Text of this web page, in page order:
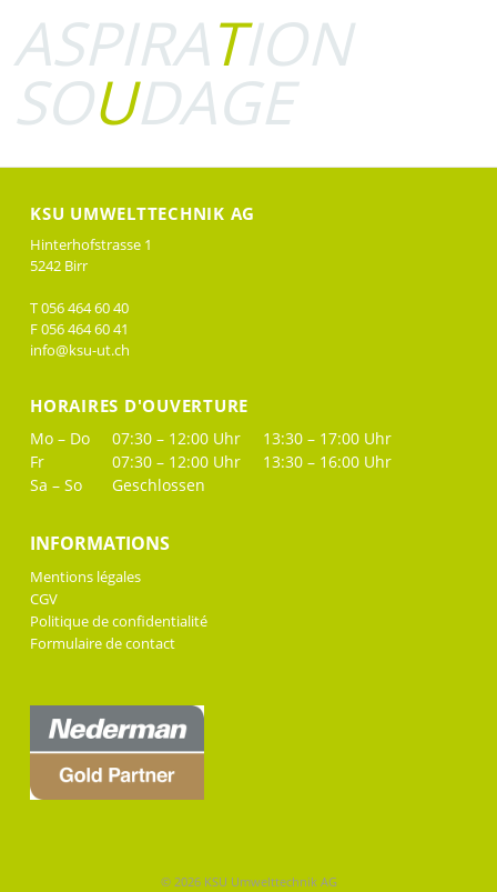
ASPIRATION
SOUDAGE
KSU UMWELTTECHNIK AG
Hinterhofstrasse 1
5242 Birr
T 056 464 60 40
F 056 464 60 41
info@ksu-ut.ch
HORAIRES D'OUVERTURE
Mo – Do 07:30 – 12:00 Uhr
13:30 – 17:00 Uhr
Fr
07:30 – 12:00 Uhr
13:30 – 16:00 Uhr
Sa – So
Geschlossen
INFORMATIONS
Mentions légales
CGV
Politique de confidentialité
Formulaire de contact
© 2026 KSU Umwelttechnik AG